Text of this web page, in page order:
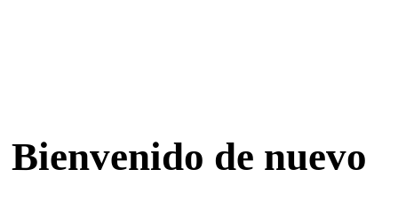
Bienvenido de nuevo